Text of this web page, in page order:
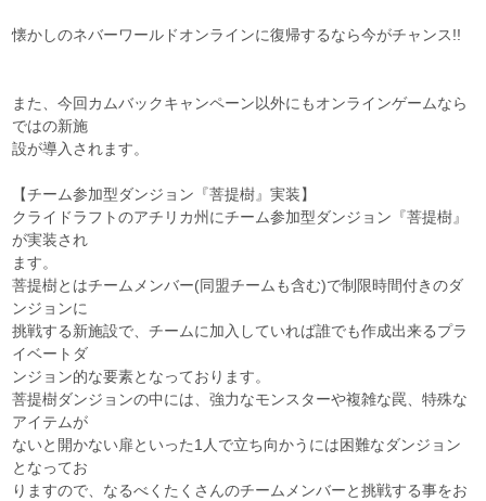
懐かしのネバーワールドオンラインに復帰するなら今がチャンス!!
また、今回カムバックキャンペーン以外にもオンラインゲームなら
ではの新施
設が導入されます。
【チーム参加型ダンジョン『菩提樹』実装】
クライドラフトのアチリカ州にチーム参加型ダンジョン『菩提樹』
が実装され
ます。
菩提樹とはチームメンバー(同盟チームも含む)で制限時間付きのダ
ンジョンに
挑戦する新施設で、チームに加入していれば誰でも作成出来るプラ
イベートダ
ンジョン的な要素となっております。
菩提樹ダンジョンの中には、強力なモンスターや複雑な罠、特殊な
アイテムが
ないと開かない扉といった1人で立ち向かうには困難なダンジョン
となってお
りますので、なるべくたくさんのチームメンバーと挑戦する事をお